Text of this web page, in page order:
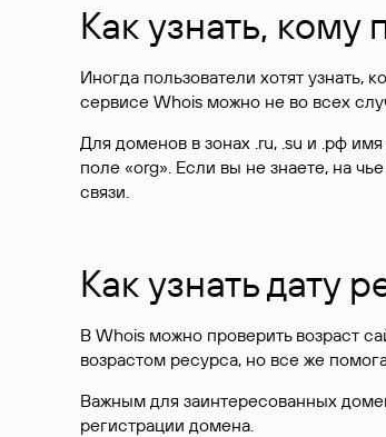
Как узнать,
Иногда пользователи хотят
сервисе Whois можно не во всех
Для доменов в зонах .ru, .su и .рф
поле «org». Если вы не знаете, на
связи.
Как узнать дату
В Whois можно проверить возраст
возрастом ресурса, но все же
Важным для заинтересованных
регистрации домена.